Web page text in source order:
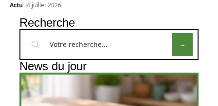
Actu 4 juillet 2026
Recherche
News du jour